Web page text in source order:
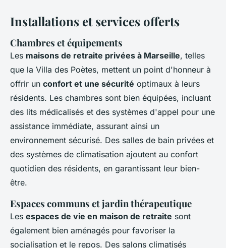
Installations et services offerts
Chambres et équipements
Les maisons de retraite privées à Marseille, telles
que la Villa des Poètes, mettent un point d'honneur à
offrir un confort et une sécurité optimaux à leurs
résidents. Les chambres sont bien équipées, incluant
des lits médicalisés et des systèmes d'appel pour une
assistance immédiate, assurant ainsi un
environnement sécurisé. Des salles de bain privées et
des systèmes de climatisation ajoutent au confort
quotidien des résidents, en garantissant leur bien-
être.
Espaces communs et jardin thérapeutique
Les espaces de vie en maison de retraite sont
également bien aménagés pour favoriser la
socialisation et le repos. Des salons climatisés